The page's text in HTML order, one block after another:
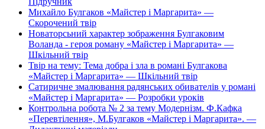
Михайло Булгаков «Майстер і Маргарита» —
Скорочений твір
Новаторсьний характер зображення Булгаковим
Воланда - героя роману «Майстер і Маргарита» —
Шкільний твір
Твір на тему: Тема добра і зла в романі Булгакова
«Майстер і Маргарита» — Шкільний твір
Сатиричне змалювання радянських обивателів у романі
«Майстер і Маргарита» — Розробки уроків
Контрольна робота № 2 за тему Модернізм. Ф.Кафка
«Перевтілення», М.Булгаков «Майстер і Маргарита». —